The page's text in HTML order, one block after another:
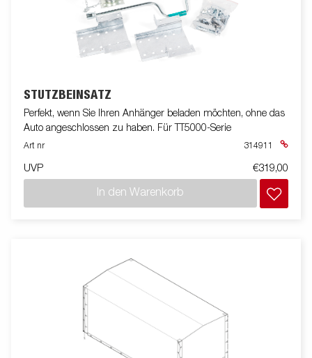
STÜTZBEINSATZ
Perfekt, wenn Sie Ihren Anhänger beladen möchten, ohne das
Auto angeschlossen zu haben. Für TT5000-Serie
Art nr 314911
UVP €319,00
In den Warenkorb